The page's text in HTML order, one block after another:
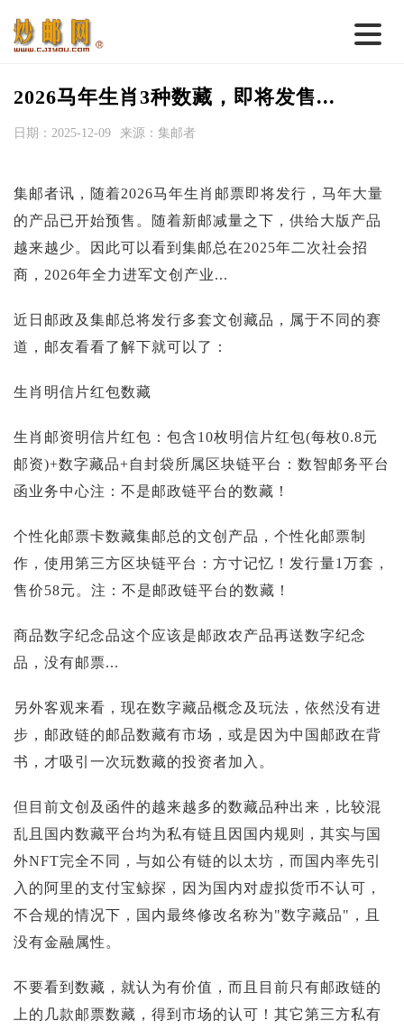
首 页
名家综述
热点话题
邮币卡苑
新品预告
2026马年生肖3种数藏，即将发售...
日期：2025-12-09 来源：集邮者
集邮者讯，随着2026马年生肖邮票即将发行，马年大量
的产品已开始预售。随着新邮减量之下，供给大版产品
越来越少。因此可以看到集邮总在2025年二次社会招
商，2026年全力进军文创产业...
近日邮政及集邮总将发行多套文创藏品，属于不同的赛
道，邮友看看了解下就可以了：
生肖明信片红包数藏
生肖邮资明信片红包：包含10枚明信片红包(每枚0.8元
邮资)+数字藏品+自封袋所属区块链平台：数智邮务平台
函业务中心注：不是邮政链平台的数藏！
个性化邮票卡数藏集邮总的文创产品，个性化邮票制
作，使用第三方区块链平台：方寸记忆！发行量1万套，
售价58元。注：不是邮政链平台的数藏！
商品数字纪念品这个应该是邮政农产品再送数字纪念
品，没有邮票...
另外客观来看，现在数字藏品概念及玩法，依然没有进
步，邮政链的邮品数藏有市场，或是因为中国邮政在背
书，才吸引一次玩数藏的投资者加入。
但目前文创及函件的越来越多的数藏品种出来，比较混
乱且国内数藏平台均为私有链且因国内规则，其实与国
外NFT完全不同，与如公有链的以太坊，而国内率先引
入的阿里的支付宝鲸探，因为国内对虚拟货币不认可，
不合规的情况下，国内最终修改名称为"数字藏品"，且
没有金融属性。
不要看到数藏，就认为有价值，而且目前只有邮政链的
上的几款邮票数藏，得到市场的认可！其它第三方私有